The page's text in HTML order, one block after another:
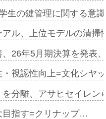
生の鍵管理に関する意
アル、上位モデルの清
26年5月期決算を発表
・視認性向上=文化シヤ
分離、アサヒセイレ
目指す=クリナップ…